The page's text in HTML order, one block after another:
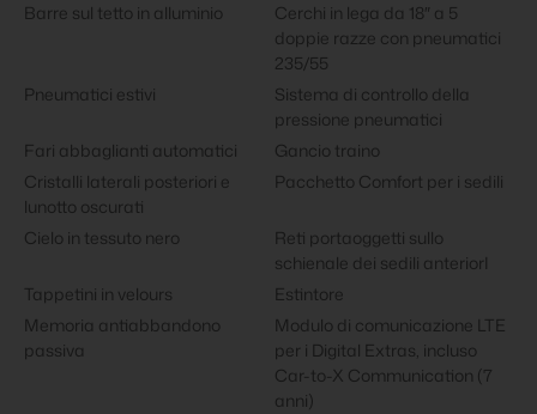
Barre sul tetto in alluminio
Cerchi in lega da 18″ a 5
doppie razze con pneumatici
235/55
Pneumatici estivi
Sistema di controllo della
pressione pneumatici
Fari abbaglianti automatici
Gancio traino
Cristalli laterali posteriori e
lunotto oscurati
Pacchetto Comfort per i sedili
Cielo in tessuto nero
Reti portaoggetti sullo
schienale dei sedili anteriorI
Tappetini in velours
Estintore
Memoria antiabbandono
passiva
Modulo di comunicazione LTE
per i Digital Extras, incluso
Car-to-X Communication (7
anni)